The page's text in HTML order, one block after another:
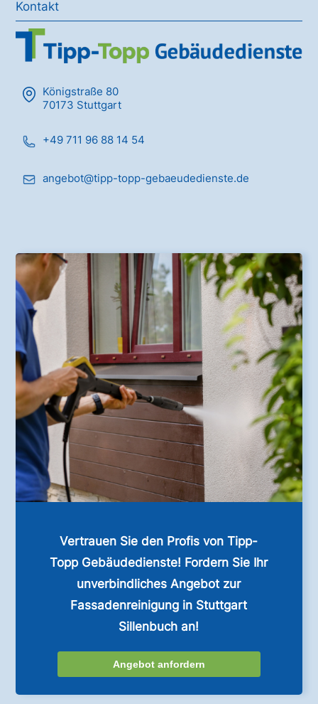
Kontakt
Königstraße 80
70173 Stuttgart
+49 711 96 88 14 54
angebot@tipp-topp-gebaeudedienste.de
Vertrauen Sie den Profis von Tipp-
Topp Gebäudedienste! Fordern Sie Ihr
unverbindliches Angebot zur
Fassadenreinigung in Stuttgart
Sillenbuch an!
Angebot anfordern